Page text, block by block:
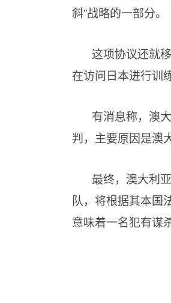
斜”战略的一部分。
这项协议还就
在访问日本进行训
有消息称，澳
判，主要原因是澳
最终，澳大利
队，将根据其本
意味着一名犯有谋